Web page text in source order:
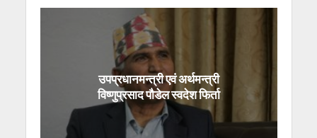
उपप्रधानमन्त्री एवं अर्थमन्त्री
विष्णुप्रसाद पौडेल स्वदेश फिर्ता